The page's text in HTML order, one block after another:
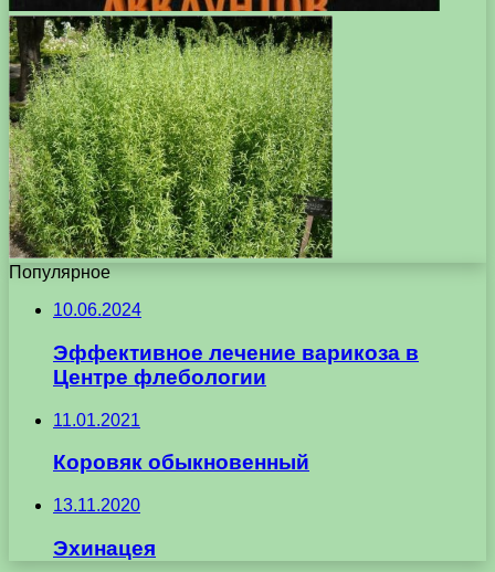
Популярное
10.06.2024
Эффективное лечение варикоза в
Центре флебологии
11.01.2021
Коровяк обыкновенный
13.11.2020
Эхинацея